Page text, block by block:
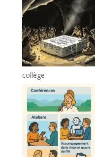
collège